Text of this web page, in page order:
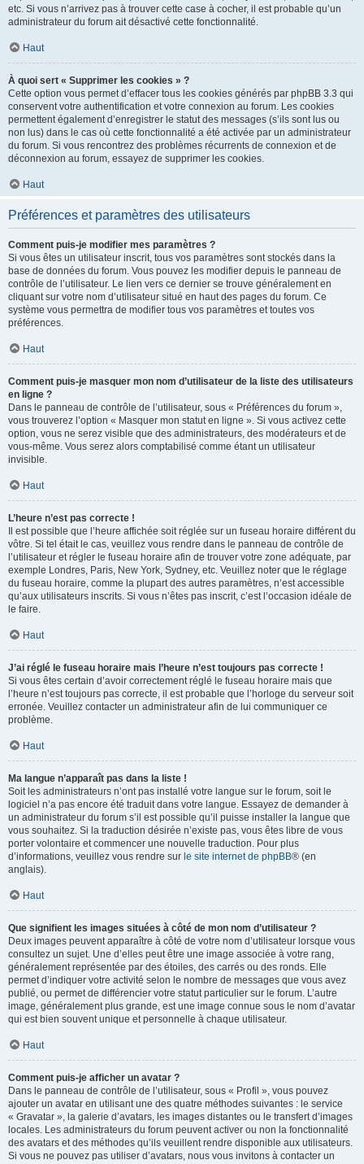
etc. Si vous n’arrivez pas à trouver cette case à cocher, il est probable qu’un
administrateur du forum ait désactivé cette fonctionnalité.
Haut
À quoi sert « Supprimer les cookies » ?
Cette option vous permet d’effacer tous les cookies générés par phpBB 3.3 qui
conservent votre authentification et votre connexion au forum. Les cookies
permettent également d’enregistrer le statut des messages (s’ils sont lus ou
non lus) dans le cas où cette fonctionnalité a été activée par un administrateur
du forum. Si vous rencontrez des problèmes récurrents de connexion et de
déconnexion au forum, essayez de supprimer les cookies.
Haut
Préférences et paramètres des utilisateurs
Comment puis-je modifier mes paramètres ?
Si vous êtes un utilisateur inscrit, tous vos paramètres sont stockés dans la
base de données du forum. Vous pouvez les modifier depuis le panneau de
contrôle de l’utilisateur. Le lien vers ce dernier se trouve généralement en
cliquant sur votre nom d’utilisateur situé en haut des pages du forum. Ce
système vous permettra de modifier tous vos paramètres et toutes vos
préférences.
Haut
Comment puis-je masquer mon nom d’utilisateur de la liste des utilisateurs
en ligne ?
Dans le panneau de contrôle de l’utilisateur, sous « Préférences du forum »,
vous trouverez l’option « Masquer mon statut en ligne ». Si vous activez cette
option, vous ne serez visible que des administrateurs, des modérateurs et de
vous-même. Vous serez alors comptabilisé comme étant un utilisateur
invisible.
Haut
L’heure n’est pas correcte !
Il est possible que l’heure affichée soit réglée sur un fuseau horaire différent du
vôtre. Si tel était le cas, veuillez vous rendre dans le panneau de contrôle de
l’utilisateur et régler le fuseau horaire afin de trouver votre zone adéquate, par
exemple Londres, Paris, New York, Sydney, etc. Veuillez noter que le réglage
du fuseau horaire, comme la plupart des autres paramètres, n’est accessible
qu’aux utilisateurs inscrits. Si vous n’êtes pas inscrit, c’est l’occasion idéale de
le faire.
Haut
J’ai réglé le fuseau horaire mais l’heure n’est toujours pas correcte !
Si vous êtes certain d’avoir correctement réglé le fuseau horaire mais que
l’heure n’est toujours pas correcte, il est probable que l’horloge du serveur soit
erronée. Veuillez contacter un administrateur afin de lui communiquer ce
problème.
Haut
Ma langue n’apparaît pas dans la liste !
Soit les administrateurs n’ont pas installé votre langue sur le forum, soit le
logiciel n’a pas encore été traduit dans votre langue. Essayez de demander à
un administrateur du forum s’il est possible qu’il puisse installer la langue que
vous souhaitez. Si la traduction désirée n’existe pas, vous êtes libre de vous
porter volontaire et commencer une nouvelle traduction. Pour plus
d’informations, veuillez vous rendre sur le site internet de phpBB® (en
anglais).
Haut
Que signifient les images situées à côté de mon nom d’utilisateur ?
Deux images peuvent apparaître à côté de votre nom d’utilisateur lorsque vous
consultez un sujet. Une d’elles peut être une image associée à votre rang,
généralement représentée par des étoiles, des carrés ou des ronds. Elle
permet d’indiquer votre activité selon le nombre de messages que vous avez
publié, ou permet de différencier votre statut particulier sur le forum. L’autre
image, généralement plus grande, est une image connue sous le nom d’avatar
qui est bien souvent unique et personnelle à chaque utilisateur.
Haut
Comment puis-je afficher un avatar ?
Dans le panneau de contrôle de l’utilisateur, sous « Profil », vous pouvez
ajouter un avatar en utilisant une des quatre méthodes suivantes : le service
« Gravatar », la galerie d’avatars, les images distantes ou le transfert d’images
locales. Les administrateurs du forum peuvent activer ou non la fonctionnalité
des avatars et des méthodes qu’ils veuillent rendre disponible aux utilisateurs.
Si vous ne pouvez pas utiliser d’avatars, nous vous invitons à contacter un